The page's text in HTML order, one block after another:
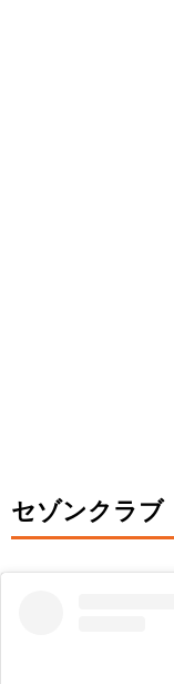
セゾンクラブ